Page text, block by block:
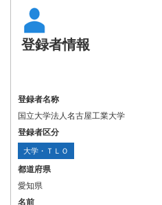
登録者情報
登録者名称
国立大学法人名古屋工業大学
登録者区分
大学・ＴＬＯ
都道府県
愛知県
名前